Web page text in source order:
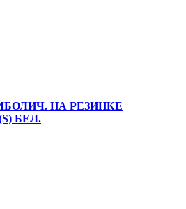
НА РЕЗИНКЕ
БЕЛ.